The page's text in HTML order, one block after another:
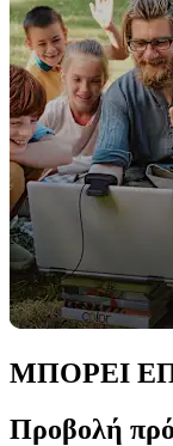
ΜΠΟΡΕΙ
Προβολή